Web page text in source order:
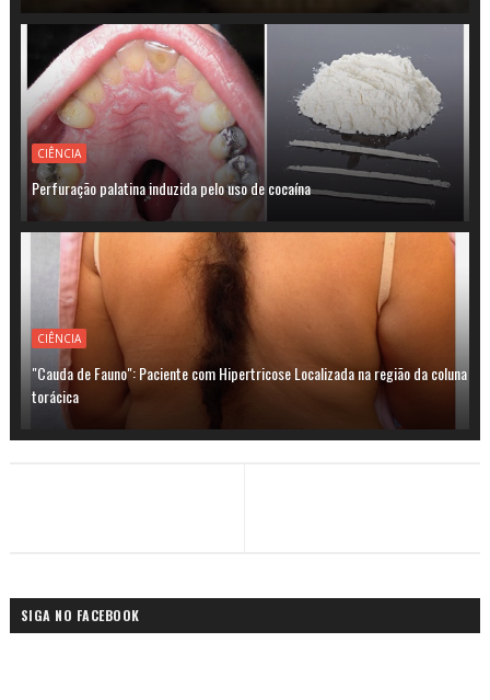
CIÊNCIA
Perfuração palatina induzida pelo uso de cocaína
CIÊNCIA
"Cauda de Fauno": Paciente com Hipertricose Localizada na região da coluna
torácica
SIGA NO FACEBOOK